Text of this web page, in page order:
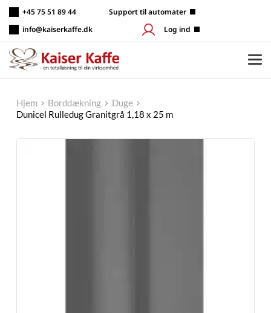
indhold
+45 75 51 89 44
info@kaiserkaffe.dk
Support til automater
Log ind
Hjem Borddækning
Duge
Dunicel Rulledug Granitgrå 1,18 x 25 m